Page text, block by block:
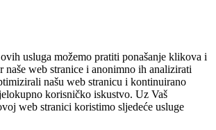
usluga možemo pratiti ponašanje klikova i
naše web stranice i anonimno ih analizirati
našu web stranicu i kontinuirano
korisničko iskustvo. Uz Vaš
web stranici koristimo sljedeće usluge